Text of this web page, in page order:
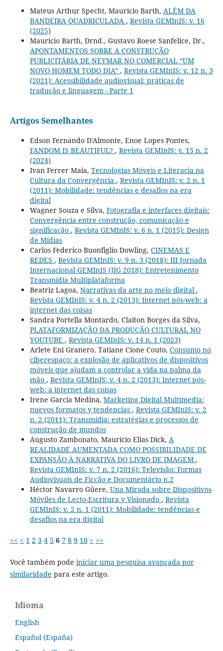
Mateus Arthur Specht, Mauricio Barth, ALÉM DA
BANDEIRA QUADRICULADA , Revista GEMInIS: v. 16
(2025)
Mauricio Barth, Drnd., Gustavo Roese Sanfelice, Dr.,
APONTAMENTOS SOBRE A CONSTRUÇÃO
PUBLICITÁRIA DE NEYMAR NO COMERCIAL “UM
NOVO HOMEM TODO DIA” , Revista GEMInIS: v. 12 n. 3
(2021): Acessibilidade audiovisual: práticas de
tradução e linguagem - Parte 1
Artigos Semelhantes
Edson Fernando D'Almonte, Enoe Lopes Pontes,
FANDOM IS BEAUTIFUL? , Revista GEMInIS: v. 15 n. 2
(2024)
Ivan Ferrer Maia, Tecnologias Móveis e Literacia na
Cultura da Convergência , Revista GEMInIS: v. 2 n. 1
(2011): Mobilidade: tendências e desafios na era
digital
Wagner Souza e Silva, Fotografia e interfaces digitais:
Convergência entre construção, comunicação e
significação , Revista GEMInIS: v. 6 n. 1 (2015): Design
de Mídias
Carlos Federico Buonfiglio Dowling, CINEMAS E
REDES , Revista GEMInIS: v. 9 n. 3 (2018): III Jornada
Internacional GEMInIS (JIG 2018): Entretenimento
Transmídia Multiplataforma
Beatriz Lagoa, Narrativas da arte no meio digital ,
Revista GEMInIS: v. 4 n. 2 (2013): Internet pós-web: a
internet das coisas
Sandra Portella Montardo, Claiton Borges da Silva,
PLATAFORMIZAÇÃO DA PRODUÇÃO CULTURAL NO
YOUTUBE , Revista GEMInIS: v. 14 n. 1 (2023)
Arlete Eni Granero, Tatiane Cione Couto, Consumo no
ciberespaço: a explosão de aplicativos de dispositivos
móveis que ajudam a controlar a vida na palma da
mão , Revista GEMInIS: v. 4 n. 2 (2013): Internet pós-
web: a internet das coisas
Irene Garcia Medina, Marketing Digital Multimedia:
nuevos formatos y tendencias , Revista GEMInIS: v. 2
n. 2 (2011): Transmídia: estratégias e processos de
construção de mundos
Augusto Zambonato, Maurício Elias Dick, A
REALIDADE AUMENTADA COMO POSSIBILIDADE DE
EXPANSÃO À NARRATIVA DO LIVRO DE IMAGEM ,
Revista GEMInIS: v. 7 n. 2 (2016): Televisão: Formas
Audiovisuais de Ficção e Documentário n.2
Héctor Navarro Güere, Una Mirada sobre Dispositivos
Móviles de Lecto-Escritura y Visionado , Revista
GEMInIS: v. 2 n. 1 (2011): Mobilidade: tendências e
desafios na era digital
<< < 1 2 3 4 5 6 7 8 9 10 > >>
Você também pode iniciar uma pesquisa avançada por
similaridade para este artigo.
Idioma
English
Español (España)